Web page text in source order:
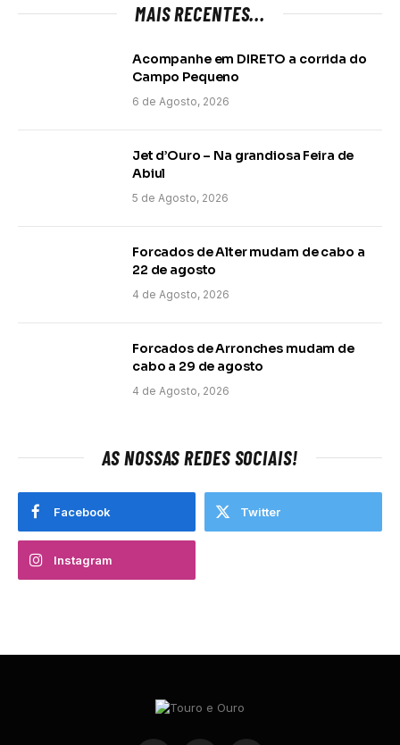
MAIS RECENTES...
Acompanhe em DIRETO a corrida do
Campo Pequeno
6 de Agosto, 2026
Jet d’Ouro – Na grandiosa Feira de
Abiul
5 de Agosto, 2026
Forcados de Alter mudam de cabo a
22 de agosto
4 de Agosto, 2026
Forcados de Arronches mudam de
cabo a 29 de agosto
4 de Agosto, 2026
AS NOSSAS REDES SOCIAIS!
Facebook Twitter
Instagram